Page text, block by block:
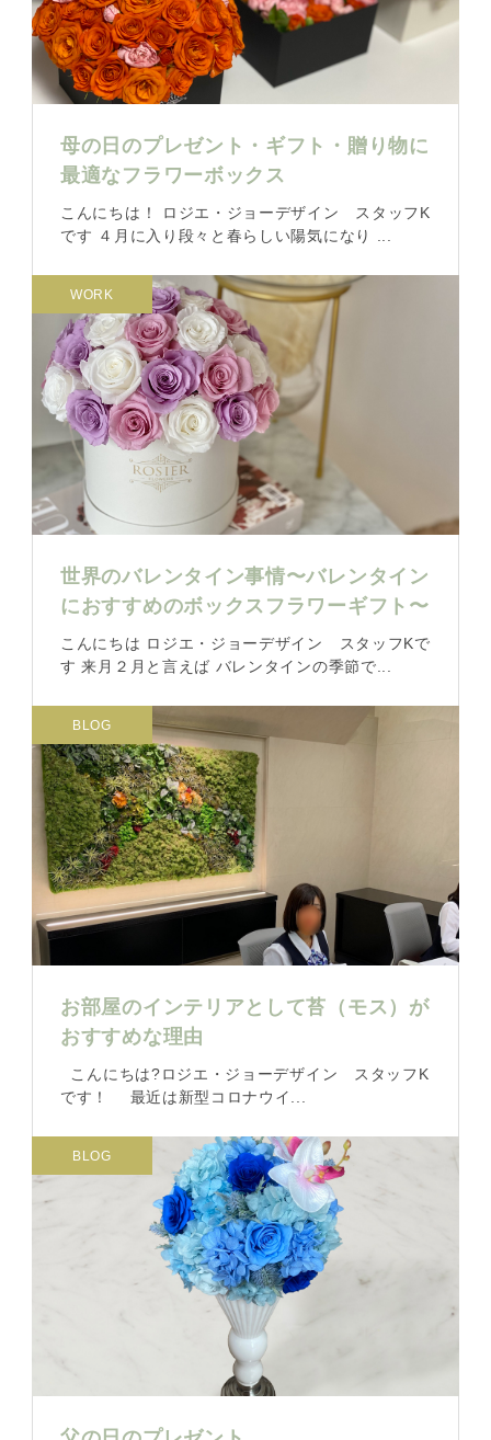
母の日のプレゼント・ギフト・贈り物に
最適なフラワーボックス
こんにちは！ ロジエ・ジョーデザイン スタッフK
です ４月に入り段々と春らしい陽気になり ...
WORK
世界のバレンタイン事情〜バレンタイン
におすすめのボックスフラワーギフト〜
こんにちは ロジエ・ジョーデザイン スタッフKで
す 来月２月と言えば バレンタインの季節で...
BLOG
お部屋のインテリアとして苔（モス）が
おすすめな理由
こんにちは?ロジエ・ジョーデザイン スタッフK
です！ 最近は新型コロナウイ...
BLOG